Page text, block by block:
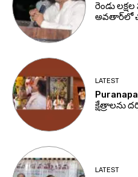
రెండు
అవతార్‌లో
LATEST
క్షేత్రాలను
LATEST